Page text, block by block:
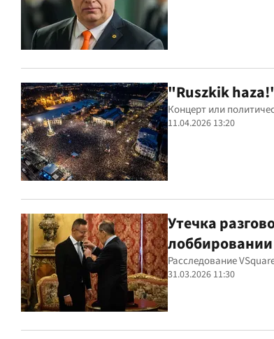
"Ruszkik
Концерт или
11.04.2026 13:20
Утечка
Расследование
31.03.2026 11:30